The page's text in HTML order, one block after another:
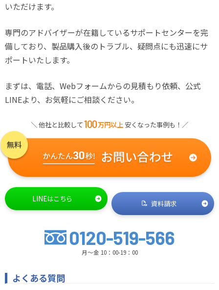
いただけます。
専門のアドバイザーが在籍しているサポートセンターを完
備しており、製品購入後のトラブル、疑問点にも迅速にサ
ポートいたします。
まずは、電話、Webフォームからの見積もり依頼、公式
LINEより、お気軽にご相談ください。
＼ 他社と比較して100万円以上 安くなった事例も！／
LINEはこちら 資料請求
0120-519-566
月～金 10：00-19：00
よくある質問